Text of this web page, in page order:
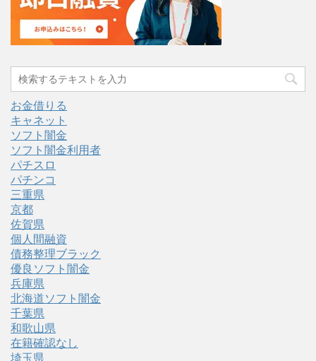
お金借りる
キャネット
ソフト闇金
ソフト闇金利用者
パチスロ
パチンコ
三重県
京都
佐賀県
個人間融資
債務整理ブラック
優良ソフト闇金
兵庫県
北海道ソフト闇金
千葉県
和歌山県
在籍確認なし
埼玉県